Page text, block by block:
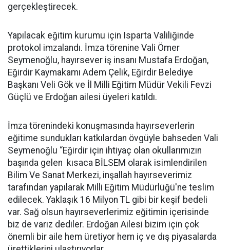
gerçekleştirecek.
Yapılacak eğitim kurumu için Isparta Valiliğinde
protokol imzalandı. İmza törenine Vali Ömer
Seymenoğlu, hayırsever iş insanı Mustafa Erdoğan,
Eğirdir Kaymakamı Adem Çelik, Eğirdir Belediye
Başkanı Veli Gök ve İl Milli Eğitim Müdür Vekili Fevzi
Güçlü ve Erdoğan ailesi üyeleri katıldı.
İmza törenindeki konuşmasında hayırseverlerin
eğitime sundukları katkılardan övgüyle bahseden Vali
Seymenoğlu “Eğirdir için ihtiyaç olan okullarımızın
başında gelen kısaca BİLSEM olarak isimlendirilen
Bilim Ve Sanat Merkezi, inşallah hayırseverimiz
tarafından yapılarak Milli Eğitim Müdürlüğü'ne teslim
edilecek. Yaklaşık 16 Milyon TL gibi bir keşif bedeli
var. Sağ olsun hayırseverlerimiz eğitimin içerisinde
biz de varız dediler. Erdoğan Ailesi bizim için çok
önemli bir aile hem üretiyor hem iç ve dış piyasalarda